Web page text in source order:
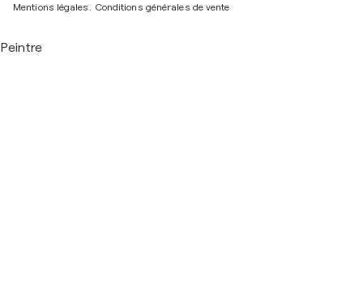
Mentions légales. Conditions générales de vente
Peintre